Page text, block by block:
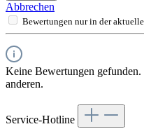
Abbrechen
Bewertungen nur in der
Keine Bewertungen
anderen.
Service-Hotline